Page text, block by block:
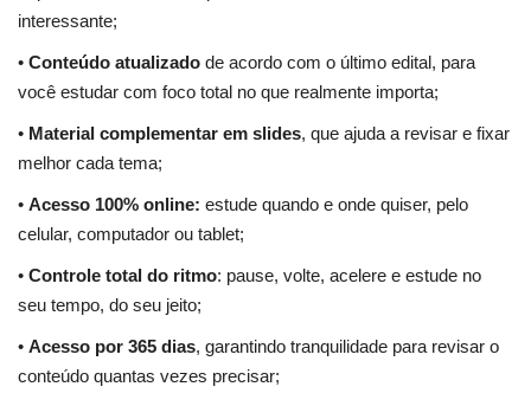
interessante;
• Conteúdo atualizado de acordo com o último edital, para
você estudar com foco total no que realmente importa;
• Material complementar em slides, que ajuda a revisar e fixar
melhor cada tema;
• Acesso 100% online: estude quando e onde quiser, pelo
celular, computador ou tablet;
• Controle total do ritmo: pause, volte, acelere e estude no
seu tempo, do seu jeito;
• Acesso por 365 dias, garantindo tranquilidade para revisar o
conteúdo quantas vezes precisar;